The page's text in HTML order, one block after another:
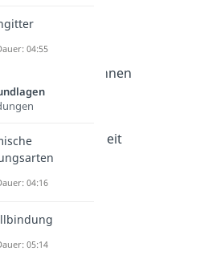
04:05
04:16
Masse berechnen
05:06
Volumen
Masseneinheit
02:24
04:55
04:16
05:14